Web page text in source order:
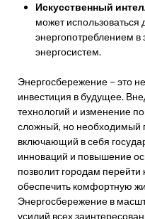
Искусственный
может использоваться
энергопотреблением
энергосистем.
Энергосбережение – это
инвестиция в будущее.
технологий и изменение
сложный, но необходимый
включающий в себя
инноваций и повышение
позволит городам перейти
обеспечить комфортную
Энергосбережение в
усилий всех